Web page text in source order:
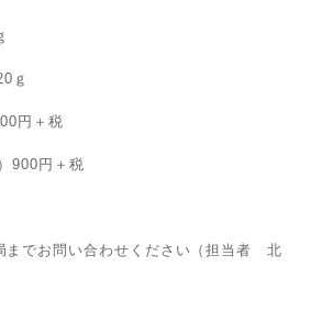
円＋税
＋税
までお問い合わせください（担当者 北